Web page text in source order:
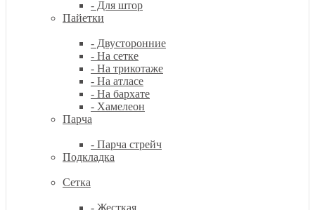
- Для штор
Пайетки
- Двусторонние
- На сетке
- На трикотаже
- На атласе
- На бархате
- Хамелеон
Парча
- Парча стрейч
Подкладка
Сетка
- Жесткая